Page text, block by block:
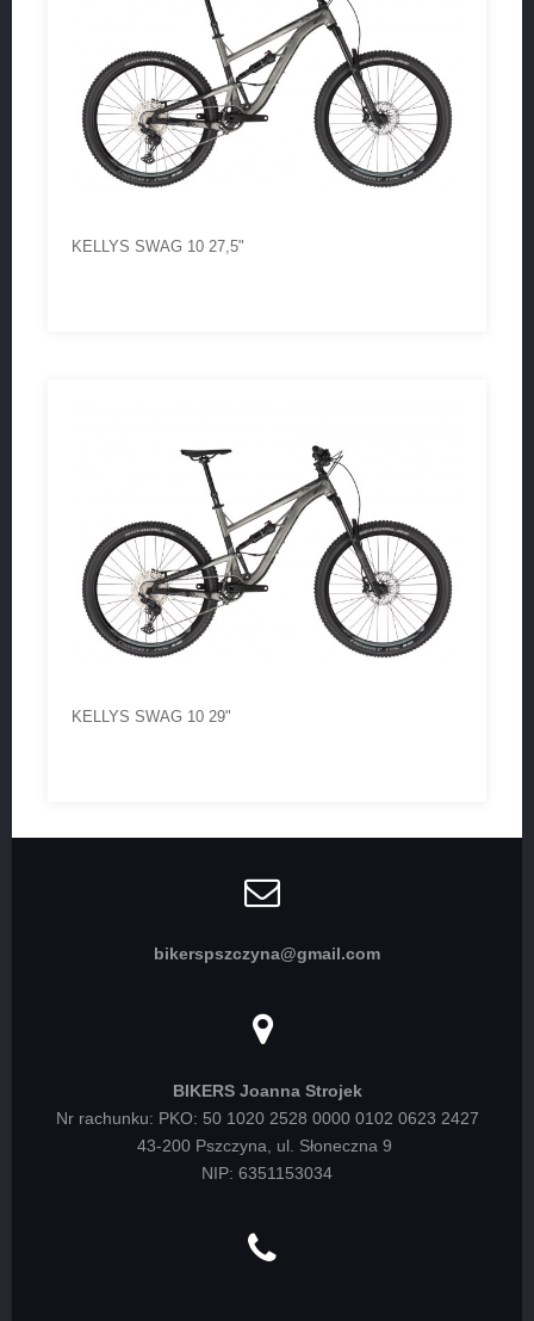
KELLYS SWAG 10 27,5"
KELLYS SWAG 10 29"
bikerspszczyna@gmail.com
BIKERS Joanna Strojek
Nr rachunku: PKO: 50 1020 2528 0000 0102 0623 2427
43-200 Pszczyna, ul. Słoneczna 9
NIP: 6351153034